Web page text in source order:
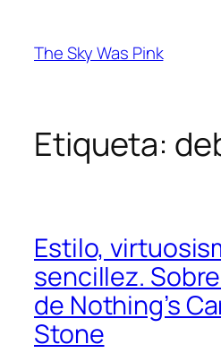
contenido
The Sky Was Pink
Etiqueta:
Estilo,
sencillez.
de Nothing’s
Stone